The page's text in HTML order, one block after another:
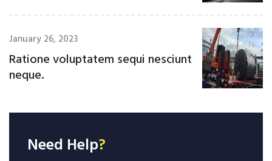
January 26, 2023
Ratione voluptatem sequi nesciunt
neque.
Need Help?